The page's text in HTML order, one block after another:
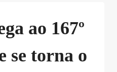
ao 167º
se torna o